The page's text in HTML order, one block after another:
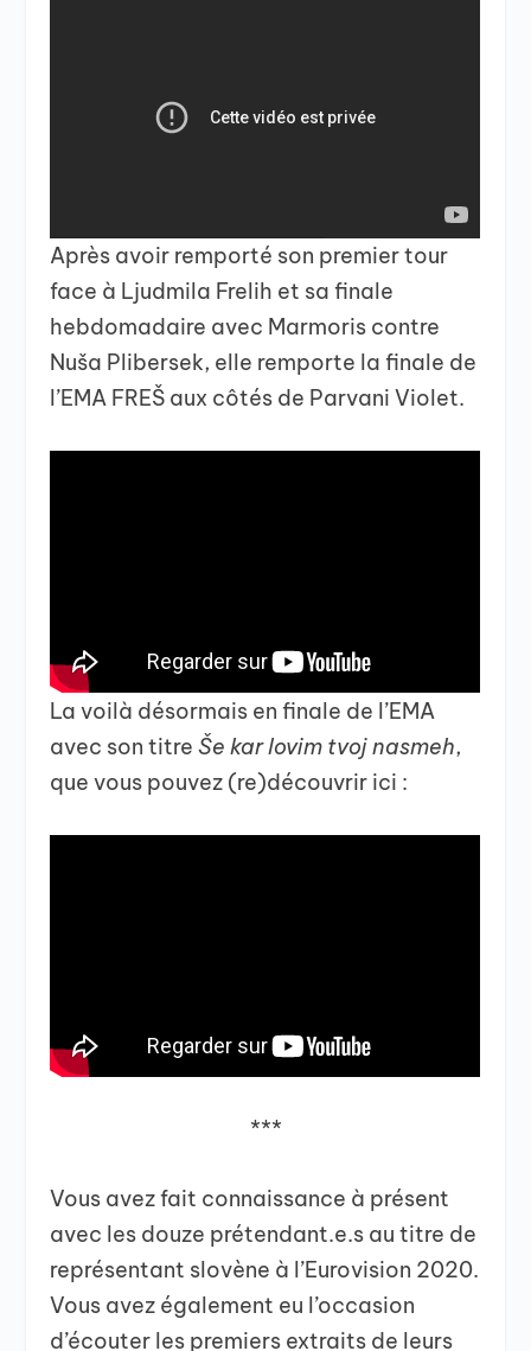
Après avoir remporté son premier tour
face à Ljudmila Frelih et sa finale
hebdomadaire avec Marmoris contre
Nuša Plibersek, elle remporte la finale de
l’EMA FREŠ aux côtés de Parvani Violet.
La voilà désormais en finale de l’EMA
avec son titreŠe kar lovim tvoj nasmeh,
que vous pouvez (re)découvrir ici :
***
Vous avez fait connaissance à présent
avec les douze prétendant.e.s au titre de
représentant slovène à l’Eurovision 2020.
Vous avez également eu l’occasion
d’écouter les premiers extraits de leurs